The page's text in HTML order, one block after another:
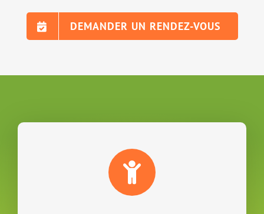
DEMANDER UN RENDEZ-VOUS